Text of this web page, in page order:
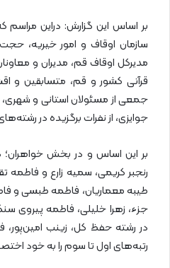
بر اساس این گزارش: دراین مراسم
سازمان اوقاف و امور خیریه،
مدیرکل اوقاف قم، مدیران و
قرآنی کشور و قم، متسابقین و
جمعی از مسئولان استانی و
جوایزی، از نفرات برگزیده در
بر این اساس و در بخش
جزء، زهرا خلیلی، فاطمه پیروی
در رشته حفظ کل، زینب
رتبه‌های اول تا سوم را به خود